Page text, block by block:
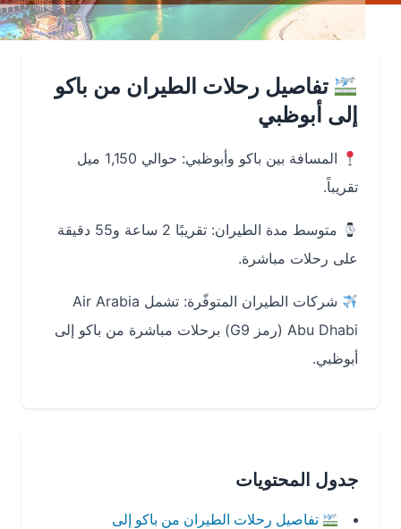
تفاصيل رحلات الطيران من باكو
إلى أبوظبي
المسافة بين باكو وأبوظبي: حوالي 1,150 ميل
متوسط مدة الطيران: تقريبًا 2 ساعة و55 دقيقة
على رحلات مباشرة.
شركات الطيران المتوفّرة: تشمل Air Arabia
Abu Dhabi (رمز G9) برحلات مباشرة من باكو إلى
أبوظبي.
جدول المحتويات
تفاصيل رحلات الطيران من باكو إلى